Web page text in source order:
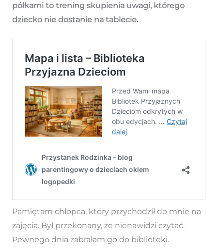
półkami to trening skupienia uwagi, którego
dziecko nie dostanie na tablecie.
Pamiętam chłopca, który przychodził do mnie na
zajęcia. Był przekonany, że nienawidzi czytać.
Pewnego dnia zabrałam go do biblioteki.